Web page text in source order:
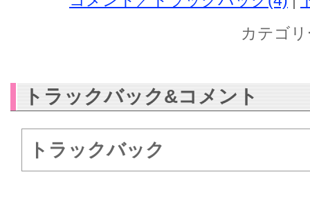
カテゴ
トラックバック&コメント
トラックバック